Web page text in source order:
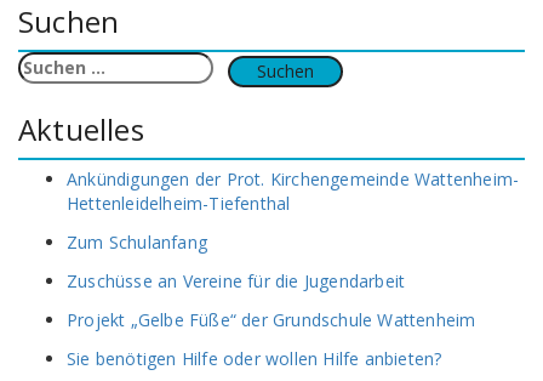
Suchen
Suchen
nach:
Aktuelles
Ankündigungen der Prot. Kirchengemeinde Wattenheim-
Hettenleidelheim-Tiefenthal
Zum Schulanfang
Zuschüsse an Vereine für die Jugendarbeit
Projekt „Gelbe Füße“ der Grundschule Wattenheim
Sie benötigen Hilfe oder wollen Hilfe anbieten?